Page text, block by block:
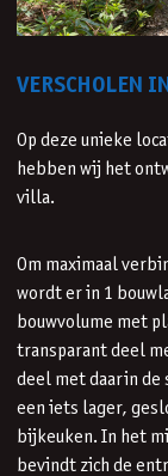
VERSCHOLEN
Op deze unieke
hebben wij het
villa.
Om maximaal
wordt er in 1
bouwvolume met
transparant deel
deel met daarin de
een iets lager,
bijkeuken. In het
bevindt zich de